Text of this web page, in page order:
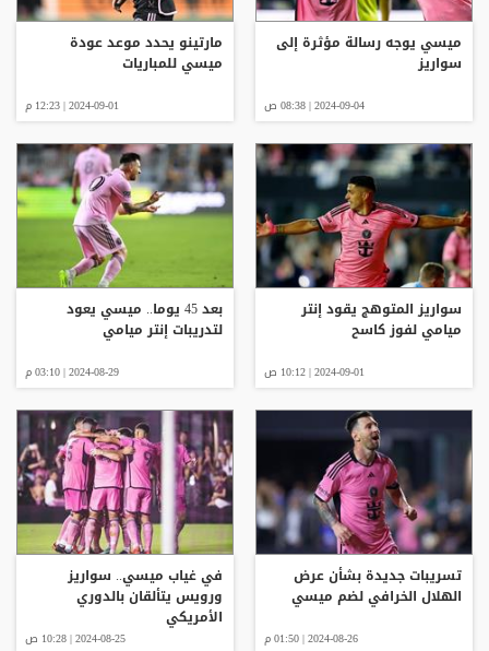
ميسي يوجه رسالة مؤثرة إلى
سواريز
2024-09-04 | 08:38 ص
مارتينو يحدد موعد عودة
ميسي للمباريات
2024-09-01 | 12:23 م
سواريز المتوهج يقود إنتر
ميامي لفوز كاسح
2024-09-01 | 10:12 ص
بعد 45 يوما.. ميسي يعود
لتدريبات إنتر ميامي
2024-08-29 | 03:10 م
تسريبات جديدة بشأن عرض
الهلال الخرافي لضم ميسي
2024-08-26 | 01:50 م
في غياب ميسي.. سواريز
ورويس يتألقان بالدوري
الأمريكي
2024-08-25 | 10:28 ص